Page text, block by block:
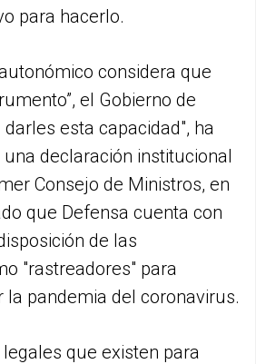
para hacerlo.
considera que
el Gobierno de
darles esta capacidad", ha
declaración institucional
Consejo de Ministros, en
que Defensa cuenta con
de las
"rastreadores" para
pandemia del coronavirus.
que existen para